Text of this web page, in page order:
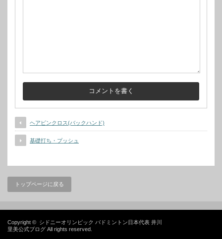
ヘアピンクロス(バックハンド)
基礎打ち・プッシュ
トップページに戻る
Copyright © シドニーオリンピック バドミントン日本代表 井川
里美公式ブログ All rights reserved.